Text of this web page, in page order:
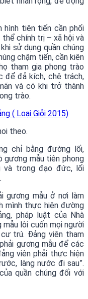
hình tiên tiến cần phối
chính trị – xã hội và
sử dụng quần chúng
chậm tiến, cần kiên
tham gia phong trào
để đả kích, chê trách,
và có khi trở thành
trào.
( Loại Giỏi 2015)
theo.
chỉ bằng đường lối,
gương mẫu tiên phong
và trong đạo đức, lối
gương mẫu ở nơi làm
mình thực hiện đường
pháp luật của Nhà
lôi cuốn mọi người
trú. Đảng viên tham
gương mẫu để các
viên phải thực hiện
làng nước đi sau”.
quần chúng đối với